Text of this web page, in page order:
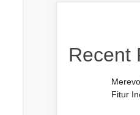
Recent
Fitur